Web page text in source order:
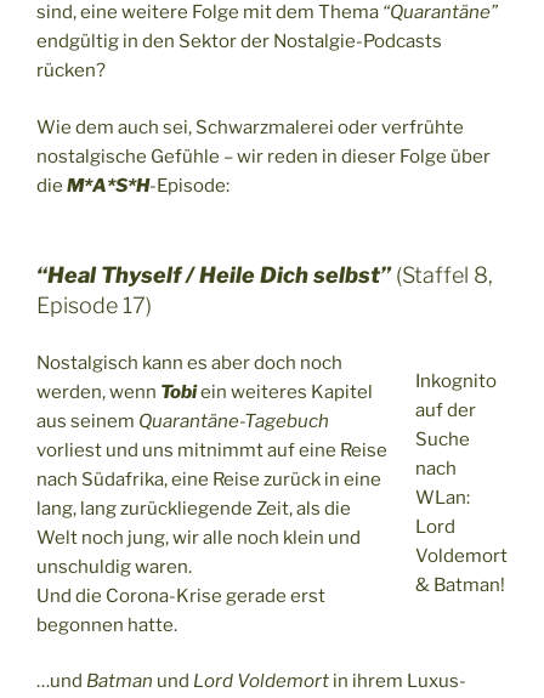
sind, eine weitere Folge mit dem Thema “Quarantäne”
endgültig in den Sektor der Nostalgie-Podcasts
rücken?
Wie dem auch sei, Schwarzmalerei oder verfrühte
nostalgische Gefühle – wir reden in dieser Folge über
die M*A*S*H-Episode:
“Heal Thyself / Heile Dich selbst” (Staffel 8,
Episode 17)
Inkognito
auf der
Suche
nach
WLan:
Lord
Voldemort
& Batman!
Nostalgisch kann es aber doch noch
werden, wenn Tobiein weiteres Kapitel
aus seinem Quarantäne-Tagebuch
vorliest und uns mitnimmt auf eine Reise
nach Südafrika, eine Reise zurück in eine
lang, lang zurückliegende Zeit, als die
Welt noch jung, wir alle noch klein und
unschuldig waren.
Und die Corona-Krise gerade erst
begonnen hatte.
…und Batman und Lord Voldemort in ihrem Luxus-